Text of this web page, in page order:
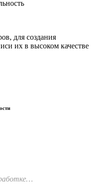
для создания
их в высоком качестве